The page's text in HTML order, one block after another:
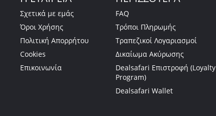
Σχετικά με εμάς
Όροι Χρήσης
Πολιτική Απορρήτου
Cookies
Επικοινωνία
FAQ
Τρόποι Πληρωμής
Τραπεζικοί Λογαριασμοί
Δικαίωμα Ακύρωσης
Dealsafari Επιστροφή (Loyalty
Program)
Dealsafari Wallet